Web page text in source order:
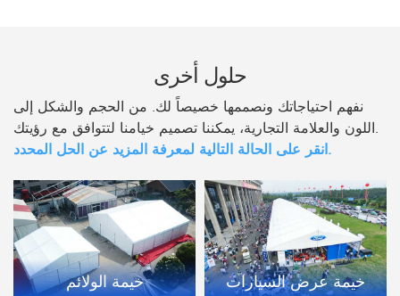
حلول أخرى
نفهم احتياجاتك ونصممها خصيصاً لك. من الحجم والشكل إلى
اللون والعلامة التجارية، يمكننا تصميم خيامنا لتتوافق مع رؤيتك.
انقر على الحالة التالية لمعرفة المزيد عن الحل المحدد.
خيمة عرض السيارات
خيمة إغاثة طبية في
حالات الكوارث